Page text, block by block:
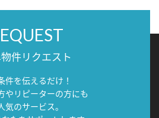
件リクエスト
件を伝えるだけ！
やリピーターの方にも
気のサービス。